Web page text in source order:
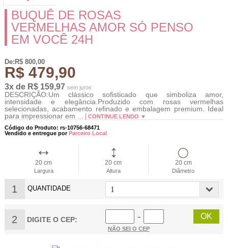
BUQUÊ DE ROSAS
VERMELHAS AMOR SÓ PENSO
EM VOCÊ 24H
De:R$ 800,00
R$ 479,90
3x de R$ 159,97 sem juros
DESCRIÇÃO:Um clássico sofisticado que simboliza amor,
intensidade e elegância.Produzido com rosas vermelhas
selecionadas, acabamento refinado e embalagem premium. Ideal
para impressionar em ...
CONTINUE LENDO ▼
Código do Produto: rs-10756-68471
Vendido e entregue porParceiro Local
20 cm
Largura
20 cm
Altura
20 cm
Diâmetro
1 QUANTIDADE
2 DIGITE O CEP:
−
NÃO SEI O CEP